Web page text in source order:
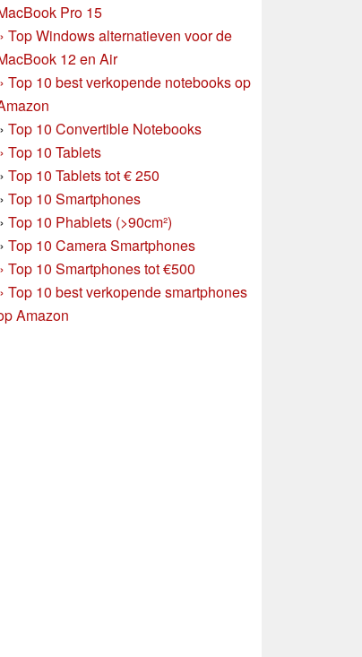
Pro 15
Top Windows alternatieven voor de
12 en Air
Top 10 best verkopende notebooks op
Top 10 Convertible Notebooks
Top 10 Tablets
Top 10 Tablets tot € 250
Top 10 Smartphones
Top 10 Phablets (>90cm²)
Top 10 Camera Smartphones
Top 10 Smartphones tot €500
Top 10 best verkopende smartphones
Amazon